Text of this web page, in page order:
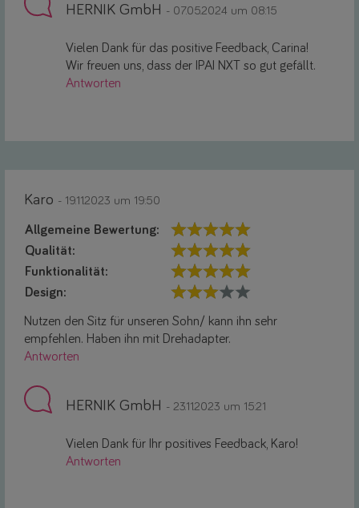
HERNIK GmbH - 07.05.2024 um 08:15
Vielen Dank für das positive Feedback, Carina!
Wir freuen uns, dass der IPAI NXT so gut gefällt.
Antworten
Karo - 19.11.2023 um 19:50
Allgemeine Bewertung:
Qualität:
Funktionalität:
Design:
Nutzen den Sitz für unseren Sohn/ kann ihn sehr
empfehlen. Haben ihn mit Drehadapter.
Antworten
HERNIK GmbH - 23.11.2023 um 15:21
Vielen Dank für Ihr positives Feedback, Karo!
Antworten